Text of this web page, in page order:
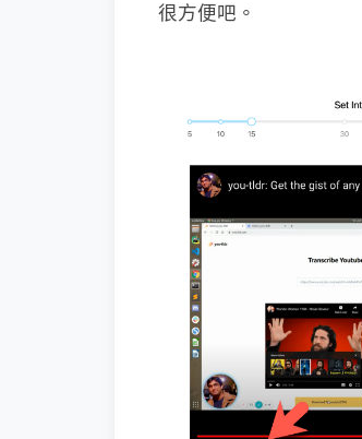
很方便吧。